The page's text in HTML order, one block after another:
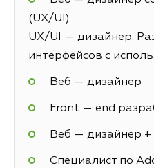
(UX/UI)
UX/UI — дизайнер.
интерфейсов с
Веб — дизайнер
Front — end
Веб — дизайнер
Специалист по